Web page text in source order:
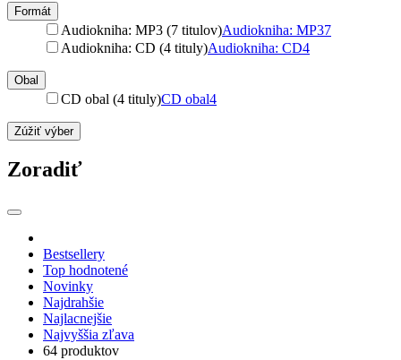
Formát
Audiokniha: MP3 (7 titulov)Audiokniha: MP37
Audiokniha: CD (4 tituly)Audiokniha: CD4
Obal
CD obal (4 tituly)CD obal4
Zúžiť výber
Zoradiť
Bestsellery
Top hodnotené
Novinky
Najdrahšie
Najlacnejšie
Najvyššia zľava
64 produktov